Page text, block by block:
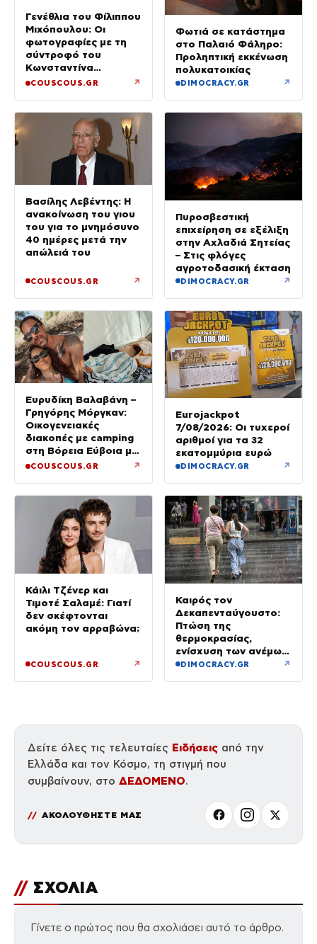
Γενέθλια του Φίλιππου
Μιχόπουλου: Οι
φωτογραφίες με τη
σύντροφό του
Κωνσταντίνα
Ευρυπίδου και το
COUSCOUS.GR ↗
Φωτιά σε κατάστημα
στο Παλαιό Φάληρο:
Προληπτική εκκένωση
πολυκατοικίας
DIMOCRACY.GR ↗
Βασίλης Λεβέντης: Η
ανακοίνωση του γιου
του για το μνημόσυνο
40 ημέρες μετά την
απώλειά του
COUSCOUS.GR ↗
Πυροσβεστική
επιχείρηση σε εξέλιξη
στην Αχλαδιά Σητείας
– Στις φλόγες
αγροτοδασική έκταση
DIMOCRACY.GR ↗
Ευρυδίκη Βαλαβάνη –
Γρηγόρης Μόργκαν:
Οικογενειακές
διακοπές με camping
στη Βόρεια Εύβοια με
τον ενός έτους γιο
COUSCOUS.GR ↗
Eurojackpot
7/08/2026: Οι τυχεροί
αριθμοί για τα 32
εκατομμύρια ευρώ
DIMOCRACY.GR ↗
Κάιλι Τζένερ και
Τιμοτέ Σαλαμέ: Γιατί
δεν σκέφτονται
ακόμη τον αρραβώνα;
COUSCOUS.GR ↗
Καιρός τον
Δεκαπενταύγουστο:
Πτώση της
θερμοκρασίας,
ενίσχυση των ανέμων
και καταιγίδες όπου
DIMOCRACY.GR ↗
Δείτε όλες τις τελευταίες Ειδήσεις από την
Ελλάδα και τον Κόσμο, τη στιγμή που
συμβαίνουν, στο ΔΕΔΟΜΕΝΟ.
ΑΚΟΛΟΥΘΗΣΤΕ ΜΑΣ
// ΣΧΟΛΙΑ
Γίνετε ο πρώτος που θα σχολιάσει αυτό το άρθρο.